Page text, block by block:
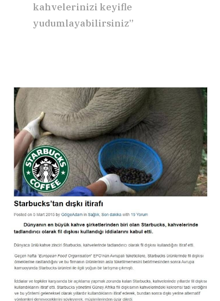
kahvelerinizi keyifle
yudumlayabilirsiniz”